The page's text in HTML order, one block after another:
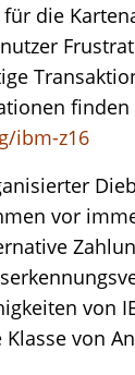
die
finden
ibm-z16
vor
von
von